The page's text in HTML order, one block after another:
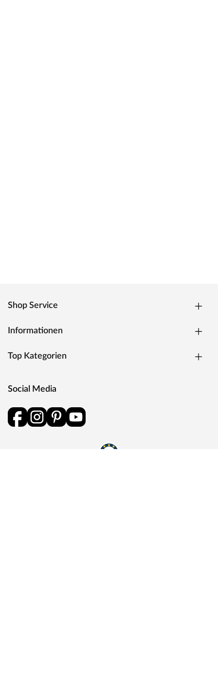
Shop Service
Informationen
Top Kategorien
Social Media